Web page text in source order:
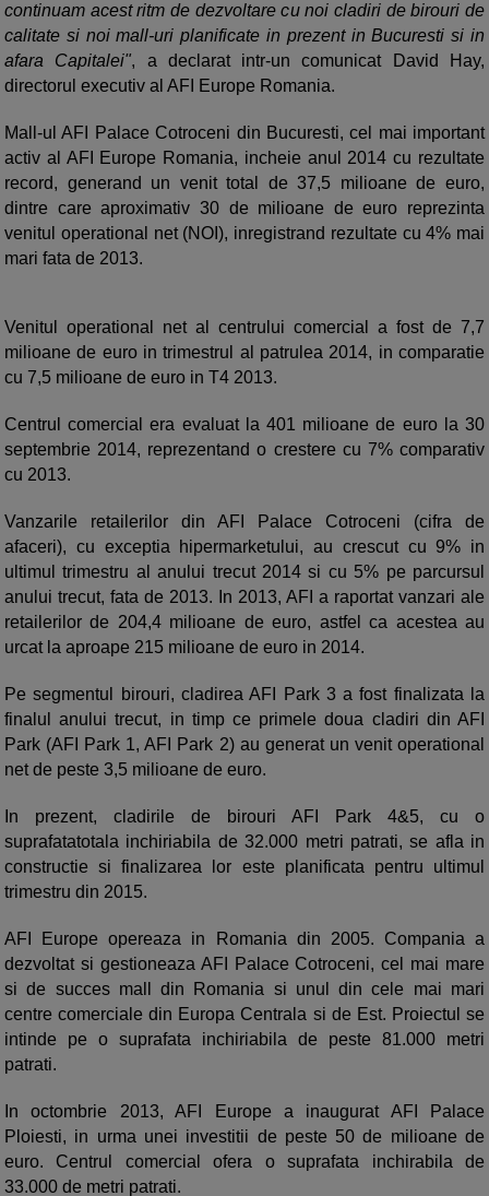
continuam acest ritm de dezvoltare cu noi cladiri de birouri de
calitate si noi mall-uri planificate in prezent in Bucuresti si in
afara Capitalei", a declarat intr-un comunicat David Hay,
directorul executiv al AFI Europe Romania.
Mall-ul AFI Palace Cotroceni din Bucuresti, cel mai important
activ al AFI Europe Romania, incheie anul 2014 cu rezultate
record, generand un venit total de 37,5 milioane de euro,
dintre care aproximativ 30 de milioane de euro reprezinta
venitul operational net (NOI), inregistrand rezultate cu 4% mai
mari fata de 2013.
Venitul operational net al centrului comercial a fost de 7,7
milioane de euro in trimestrul al patrulea 2014, in comparatie
cu 7,5 milioane de euro in T4 2013.
Centrul comercial era evaluat la 401 milioane de euro la 30
septembrie 2014, reprezentand o crestere cu 7% comparativ
cu 2013.
Vanzarile retailerilor din AFI Palace Cotroceni (cifra de
afaceri), cu exceptia hipermarketului, au crescut cu 9% in
ultimul trimestru al anului trecut 2014 si cu 5% pe parcursul
anului trecut, fata de 2013. In 2013, AFI a raportat vanzari ale
retailerilor de 204,4 milioane de euro, astfel ca acestea au
urcat la aproape 215 milioane de euro in 2014.
Pe segmentul birouri, cladirea AFI Park 3 a fost finalizata la
finalul anului trecut, in timp ce primele doua cladiri din AFI
Park (AFI Park 1, AFI Park 2) au generat un venit operational
net de peste 3,5 milioane de euro.
In prezent, cladirile de birouri AFI Park 4&5, cu o
suprafatatotala inchiriabila de 32.000 metri patrati, se afla in
constructie si finalizarea lor este planificata pentru ultimul
trimestru din 2015.
AFI Europe opereaza in Romania din 2005. Compania a
dezvoltat si gestioneaza AFI Palace Cotroceni, cel mai mare
si de succes mall din Romania si unul din cele mai mari
centre comerciale din Europa Centrala si de Est. Proiectul se
intinde pe o suprafata inchiriabila de peste 81.000 metri
patrati.
In octombrie 2013, AFI Europe a inaugurat AFI Palace
Ploiesti, in urma unei investitii de peste 50 de milioane de
euro. Centrul comercial ofera o suprafata inchirabila de
33.000 de metri patrati.